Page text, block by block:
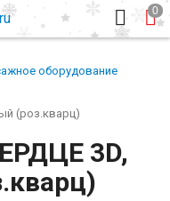
оборудование
(роз.кварц)
3D,